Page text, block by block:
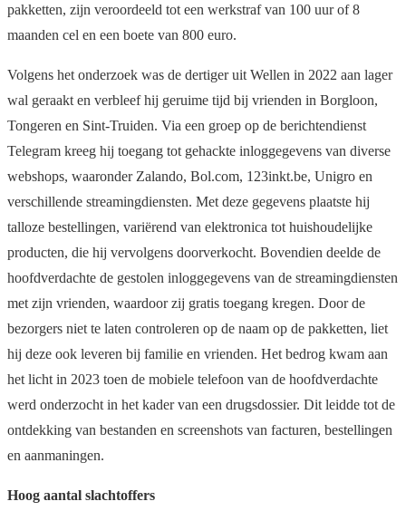
pakketten, zijn veroordeeld tot een werkstraf van 100 uur of 8
maanden cel en een boete van 800 euro.
Volgens het onderzoek was de dertiger uit Wellen in 2022 aan lager
wal geraakt en verbleef hij geruime tijd bij vrienden in Borgloon,
Tongeren en Sint-Truiden. Via een groep op de berichtendienst
Telegram kreeg hij toegang tot gehackte inloggegevens van diverse
webshops, waaronder Zalando, Bol.com, 123inkt.be, Unigro en
verschillende streamingdiensten. Met deze gegevens plaatste hij
talloze bestellingen, variërend van elektronica tot huishoudelijke
producten, die hij vervolgens doorverkocht. Bovendien deelde de
hoofdverdachte de gestolen inloggegevens van de streamingdiensten
met zijn vrienden, waardoor zij gratis toegang kregen. Door de
bezorgers niet te laten controleren op de naam op de pakketten, liet
hij deze ook leveren bij familie en vrienden. Het bedrog kwam aan
het licht in 2023 toen de mobiele telefoon van de hoofdverdachte
werd onderzocht in het kader van een drugsdossier. Dit leidde tot de
ontdekking van bestanden en screenshots van facturen, bestellingen
en aanmaningen.
Hoog aantal slachtoffers